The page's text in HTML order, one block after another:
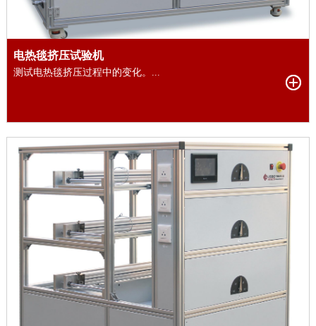
电热毯挤压试验机
测试电热毯挤压过程中的变化。...